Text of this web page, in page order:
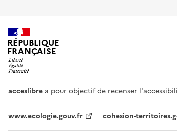
RÉPUBLIQUE
FRANÇAISE
acceslibre a pour objectif de recenser
www.ecologie.gouv.fr cohesion-